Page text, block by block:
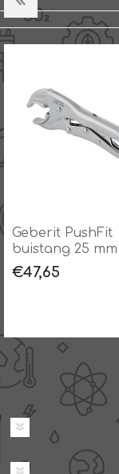
Geberit PushFit
buistang 25 mm
€47,65